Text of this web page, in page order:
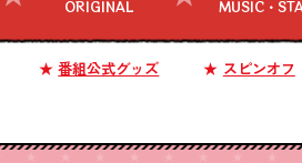
ORIGINAL MUSIC・
番組公式グッズ スピンオフ
午前
有働